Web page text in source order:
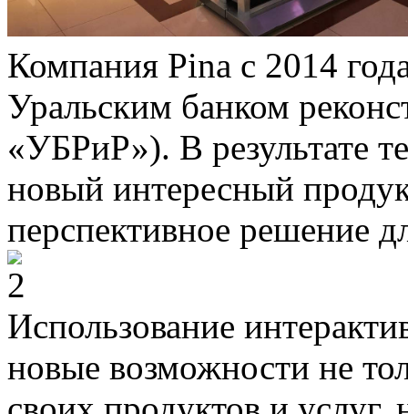
Компания Pina с 2014
Уральским банком
«УБРиР»). В результате
новый интересный
перспективное решение
Использование
новые возможности не